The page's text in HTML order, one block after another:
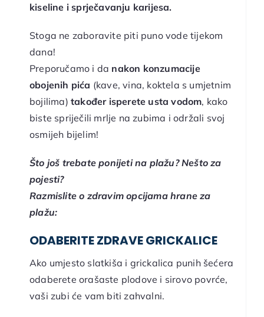
kiseline i sprječavanju karijesa.
Stoga ne zaboravite piti puno vode tijekom
dana!
Preporučamo i da nakon konzumacije
obojenih pića (kave, vina, koktela s umjetnim
bojilima) također isperete usta vodom, kako
biste spriječili mrlje na zubima i održali svoj
osmijeh bijelim!
Što još trebate ponijeti na plažu? Nešto za
pojesti?
Razmislite o zdravim opcijama hrane za
plažu:
ODABERITE ZDRAVE GRICKALICE
Ako umjesto slatkiša i grickalica punih šećera
odaberete orašaste plodove i sirovo povrće,
vaši zubi će vam biti zahvalni.